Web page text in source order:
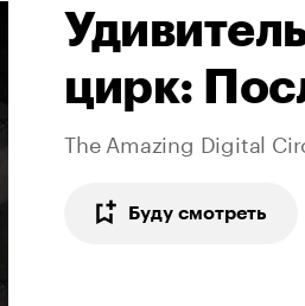
цирк:
The Amazing Digital
Буду смотреть